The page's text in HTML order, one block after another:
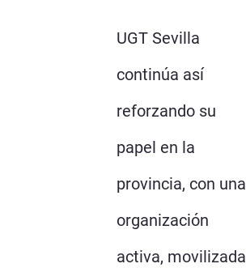
UGT Sevilla
continúa así
reforzando su
papel en la
provincia, con una
organización
activa, movilizada